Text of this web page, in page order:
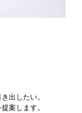
出したい。
案します。